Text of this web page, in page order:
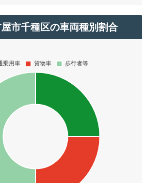
市千種区の車両種別割合